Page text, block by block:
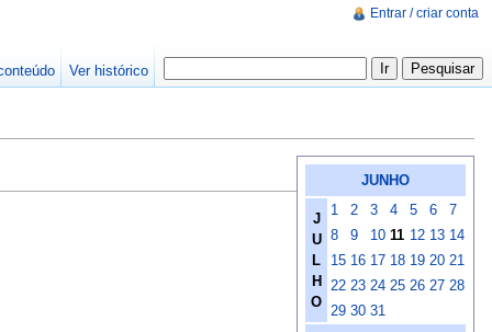
JUNHO
J
U
L
H
O
1 2 3 4 5 6
7
8
9 10 11 12 13 14
15 16 17 18 19 20 21
22 23 24 25 26 27 28
29 30 31
Entrar / criar conta
Ver histórico